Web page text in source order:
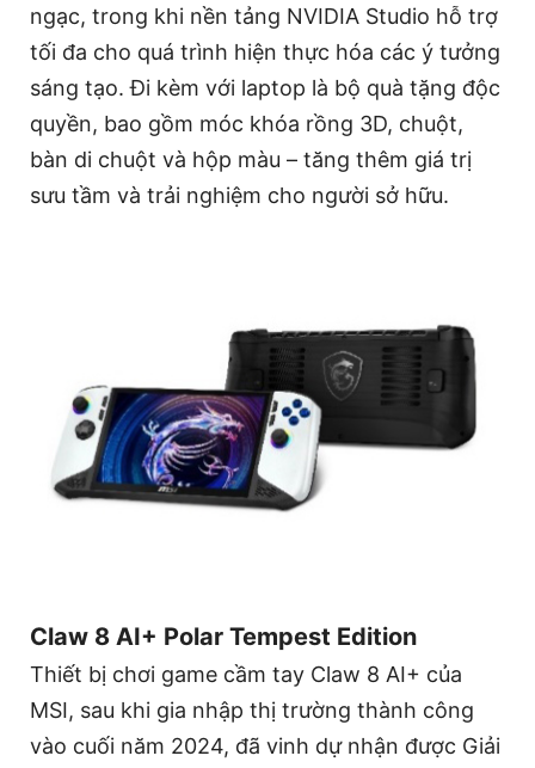
ngạc, trong khi nền tảng NVIDIA Studio hỗ trợ
tối đa cho quá trình hiện thực hóa các ý tưởng
sáng tạo. Đi kèm với laptop là bộ quà tặng độc
quyền, bao gồm móc khóa rồng 3D, chuột,
bàn di chuột và hộp màu – tăng thêm giá trị
sưu tầm và trải nghiệm cho người sở hữu.
Claw 8 AI+ Polar Tempest Edition
Thiết bị chơi game cầm tay Claw 8 AI+ của
MSI, sau khi gia nhập thị trường thành công
vào cuối năm 2024, đã vinh dự nhận được Giải